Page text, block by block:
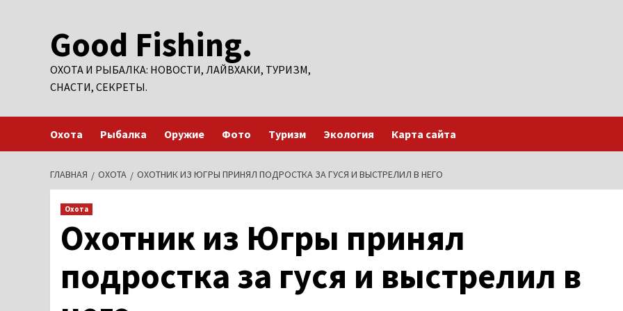
содержимомуGood Fishing.
ОХОТА И РЫБАЛКА: НОВОСТИ, ЛАЙВХАКИ, ТУРИЗМ,
СНАСТИ, СЕКРЕТЫ.
Охота Рыбалка Оружие Фото Туризм Экология Карта сайта
ГЛАВНАЯ ОХОТА ОХОТНИК ИЗ ЮГРЫ ПРИНЯЛ ПОДРОСТКА ЗА ГУСЯ И ВЫСТРЕЛИЛ В НЕГО
Охота
Охотник из Югры принял
подростка за гуся и выстрелил в